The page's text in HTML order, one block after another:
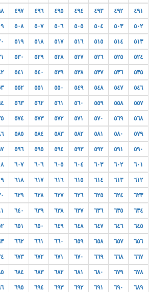
٤٩١ ٤٩٢ ٤٩٣ ٤٩٤ ٤٩٥ ٤٩٦ ٤٩٧
٥٠٢ ٥٠٣ ٥٠٤ ٥٠٥ ٥٠٦ ٥٠٧ ٥٠٨
٥١٣ ٥١٤ ٥١٥ ٥١٦ ٥١٧ ٥١٨ ٥١٩
٥٢٤ ٥٢٥ ٥٢٦ ٥٢٧ ٥٢٨ ٥٢٩ ٥٣٠
٥٣٥ ٥٣٦ ٥٣٧ ٥٣٨ ٥٣٩ ٥٤٠ ٥٤١
٥٤٦ ٥٤٧ ٥٤٨ ٥٤٩ ٥٥٠ ٥٥١ ٥٥٢
٥٥٧ ٥٥٨ ٥٥٩ ٥٦٠ ٥٦١ ٥٦٢ ٥٦٣
٥٦٨ ٥٦٩ ٥٧٠ ٥٧١ ٥٧٢ ٥٧٣ ٥٧٤
٥٧٩ ٥٨٠ ٥٨١ ٥٨٢ ٥٨٣ ٥٨٤ ٥٨٥
٥٩٠ ٥٩١ ٥٩٢ ٥٩٣ ٥٩٤ ٥٩٥ ٥٩٦
٦٠١ ٦٠٢ ٦٠٣ ٦٠٤ ٦٠٥ ٦٠٦ ٦٠٧
٦١٢ ٦١٣ ٦١٤ ٦١٥ ٦١٦ ٦١٧ ٦١٨
٦٢٣ ٦٢٤ ٦٢٥ ٦٢٦ ٦٢٧ ٦٢٨ ٦٢٩
٦٣٤ ٦٣٥ ٦٣٦ ٦٣٧ ٦٣٨ ٦٣٩ ٦٤٠
٦٤٥ ٦٤٦ ٦٤٧ ٦٤٨ ٦٤٩ ٦٥٠ ٦٥١
٦٥٦ ٦٥٧ ٦٥٨ ٦٥٩ ٦٦٠ ٦٦١ ٦٦٢
٦٦٧ ٦٦٨ ٦٦٩ ٦٧٠ ٦٧١ ٦٧٢ ٦٧٣
٦٧٨ ٦٧٩ ٦٨٠ ٦٨١ ٦٨٢ ٦٨٣ ٦٨٤
٦٨٩ ٦٩٠ ٦٩١ ٦٩٢ ٦٩٣ ٦٩٤ ٦٩٥